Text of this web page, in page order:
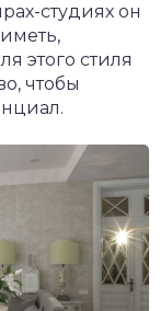
студиях он
этого стиля
чтобы